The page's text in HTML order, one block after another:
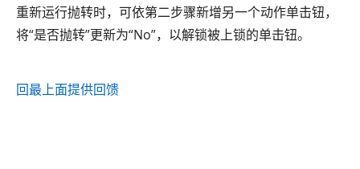
重新运行抛转时，可依第二步骤新增另一个动作单击钮，
将“是否抛转”更新为“No”，以解锁被上锁的单击钮。
回最上面提供回馈